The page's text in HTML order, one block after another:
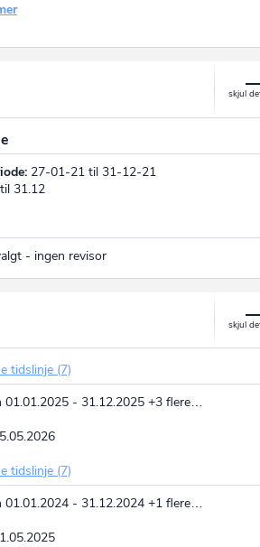
27-01-21 til 31-12-21
31.12
- ingen revisor
tidslinje (7)
01.01.2025 - 31.12.2025 +3 flere…
tidslinje (7)
01.01.2024 - 31.12.2024 +1 flere…